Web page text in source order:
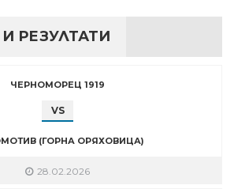
РЕЗУЛТАТИ
ЧЕРНОМОРЕЦ 1919
VS
(ГОРНА ОРЯХОВИЦА)
28.02.2026